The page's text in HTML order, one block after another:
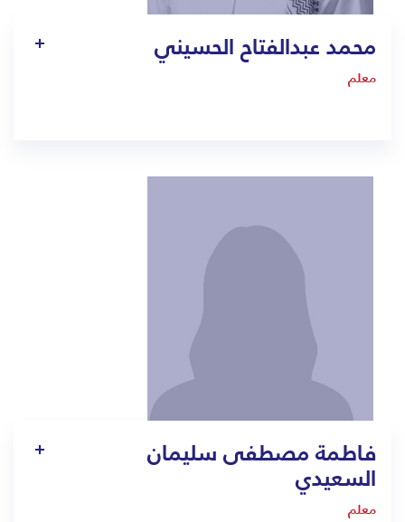
محمد عبدالفتاح الحسيني
معلم
pt11.jed@bmc.edu.sa
فاطمة مصطفى سليمان
السعيدي
معلم